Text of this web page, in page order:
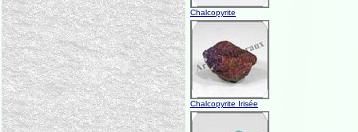
Chalcopyrite
Chalcopyrite Irisée